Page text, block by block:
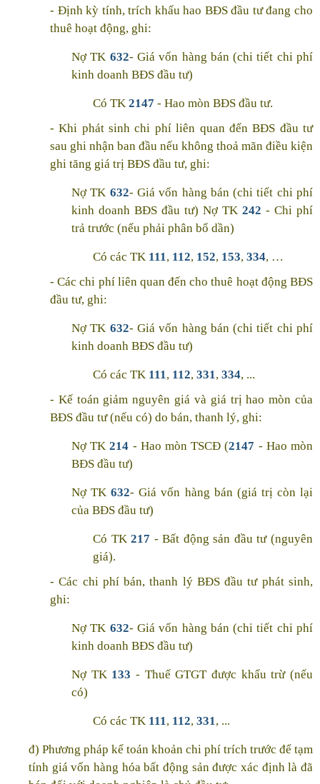
- Định kỳ tính, trích khấu hao BĐS đầu tư đang cho
thuê hoạt động, ghi:
Nợ TK 632- Giá vốn hàng bán (chi tiết chi phí
kinh doanh BĐS đầu tư)
Có TK 2147 - Hao mòn BĐS đầu tư.
- Khi phát sinh chi phí liên quan đến BĐS đầu tư
sau ghi nhận ban đầu nếu không thoả mãn điều kiện
ghi tăng giá trị BĐS đầu tư, ghi:
Nợ TK 632- Giá vốn hàng bán (chi tiết chi phí
kinh doanh BĐS đầu tư) Nợ TK 242 - Chi phí
trả trước (nếu phải phân bổ dần)
Có các TK 111, 112, 152, 153, 334, …
- Các chi phí liên quan đến cho thuê hoạt động BĐS
đầu tư, ghi:
Nợ TK 632- Giá vốn hàng bán (chi tiết chi phí
kinh doanh BĐS đầu tư)
Có các TK 111, 112, 331, 334, ...
- Kế toán giảm nguyên giá và giá trị hao mòn của
BĐS đầu tư (nếu có) do bán, thanh lý, ghi:
Nợ TK214 - Hao mòn TSCĐ (2147 - Hao mòn
BĐS đầu tư)
Nợ TK632- Giá vốn hàng bán (giá trị còn lại
của BĐS đầu tư)
Có TK217 - Bất động sản đầu tư (nguyên
giá).
- Các chi phí bán, thanh lý BĐS đầu tư phát sinh,
ghi:
Nợ TK 632- Giá vốn hàng bán (chi tiết chi phí
kinh doanh BĐS đầu tư)
Nợ TK 133 - Thuế GTGT được khấu trừ (nếu
có)
Có các TK 111, 112, 331, ...
đ) Phương pháp kế toán khoản chi phí trích trước để tạm
tính giá vốn hàng hóa bất động sản được xác định là đã